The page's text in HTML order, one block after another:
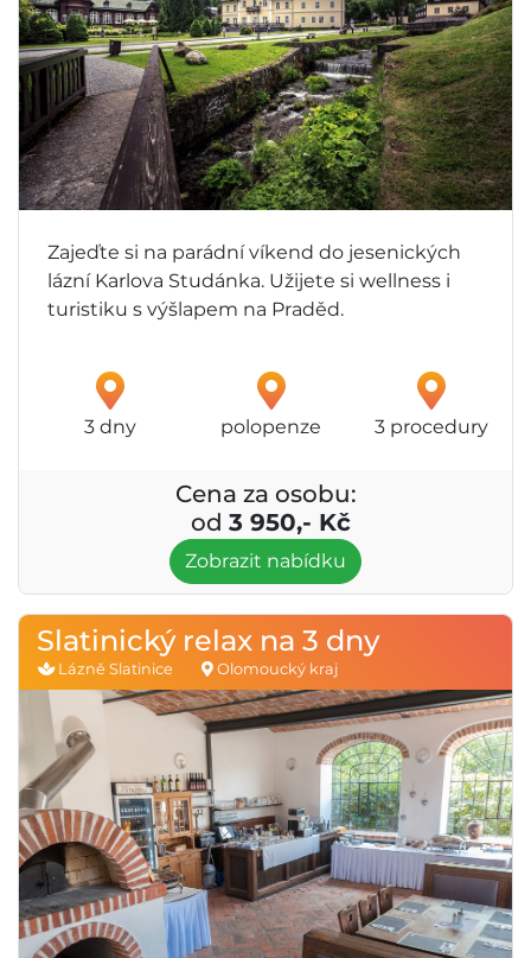
Zajeďte si na parádní víkend do jesenických
lázní Karlova Studánka. Užijete si wellness i
turistiku s výšlapem na Praděd.
3 dny polopenze 3 procedury
Cena za osobu:
od 3 950,- Kč
Zobrazit nabídku
Slatinický relax na 3 dny
Lázně Slatinice Olomoucký kraj